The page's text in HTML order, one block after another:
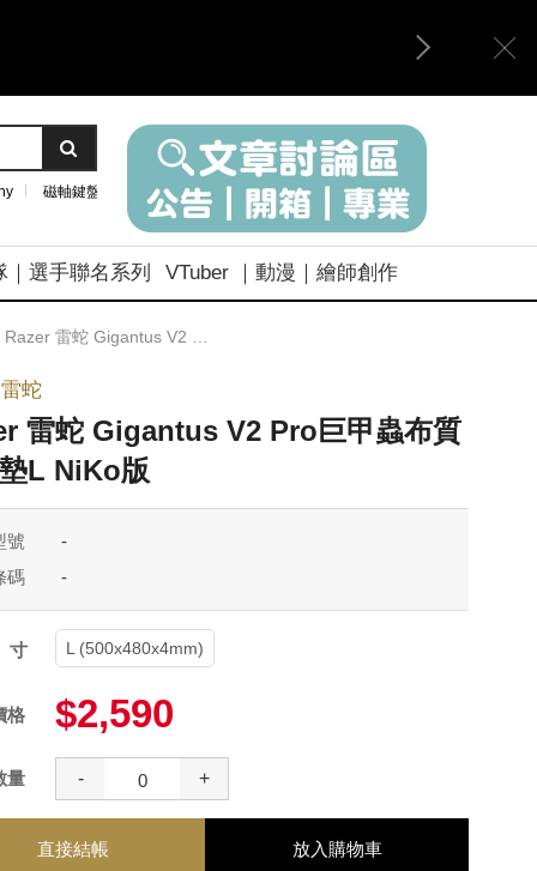
磁軸鍵盤
｜選手聯名系列 VTuber ｜動漫｜繪師創作
Razer 雷蛇 Gigantus V2 Pro巨甲蟲布質滑鼠墊L NiKo版
蛇
雷蛇 Gigantus V2 Pro巨甲蟲布質
L NiKo版
號
-
碼
-
寸 L (500x480x4mm)
格 $2,590
量 - +
直接結帳 放入購物車